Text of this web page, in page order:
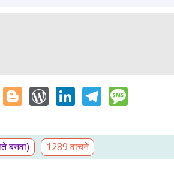
GmailBlogger
WordPress
LinkedIn
Telegram
बनवा) 1289 वाचने